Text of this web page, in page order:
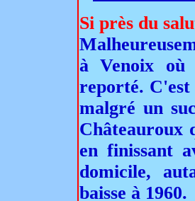
Si près du
à Venoix où
reporté. C'est
malgré un
Châteauroux
en finissant
domicile,
baisse à 1960.